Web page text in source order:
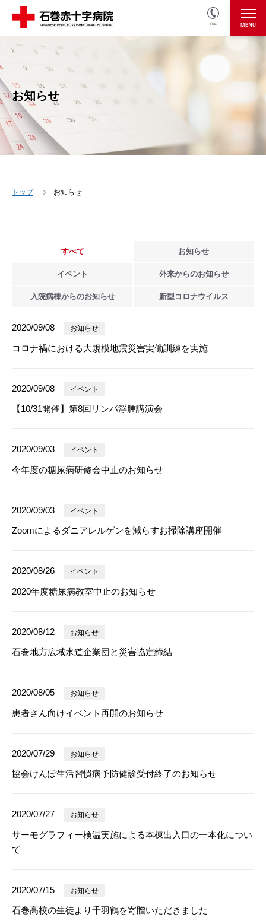
TEL
医療関係者の方
お知らせ
トップ お知らせ
すべて お知らせ
イベント 外来からのお知らせ
入院病棟からのお知らせ 新型 コロナウイルス
2020/09/08 お知らせ
コロナ禍における大規模地震災害実働訓練を実施
2020/09/08 イベント
【10/31開催】第8回リンパ浮腫講演会
2020/09/03 イベント
今年度の糖尿病研修会中止のお知らせ
2020/09/03 イベント
Zoomによるダニアレルゲンを減らすお掃除講座開催
2020/08/26 イベント
2020年度糖尿病教室中止のお知らせ
2020/08/12 お知らせ
石巻地方広域水道企業団と災害協定締結
2020/08/05 お知らせ
患者さん向けイベント再開のお知らせ
2020/07/29 お知らせ
協会けんぽ生活習慣病予防健診受付終了のお知らせ
2020/07/27 お知らせ
サーモグラフィー検温実施による本棟出入口の一本化につい
て
2020/07/15 お知らせ
石巻高校の生徒より千羽鶴を寄贈いただきました